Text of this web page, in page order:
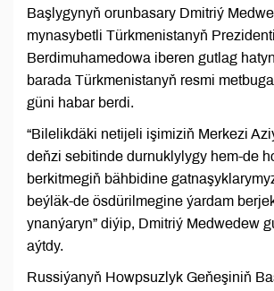
Başlygynyň orunbasary Dmitriý
mynasybetli Türkmenistanyň
Berdimuhamedowa iberen gutlag
barada Türkmenistanyň resmi
güni habar berdi.
“Bilelikdäki netijeli işimiziň Merkezi
deňzi sebitinde durnuklylygy hem-de
berkitmegiň bähbidine
beýläk-de ösdürilmegine ýardam
ynanýaryn” diýip, Dmitriý Medwedew
aýtdy.
Russiýanyň Howpsuzlyk Geňeşiniň